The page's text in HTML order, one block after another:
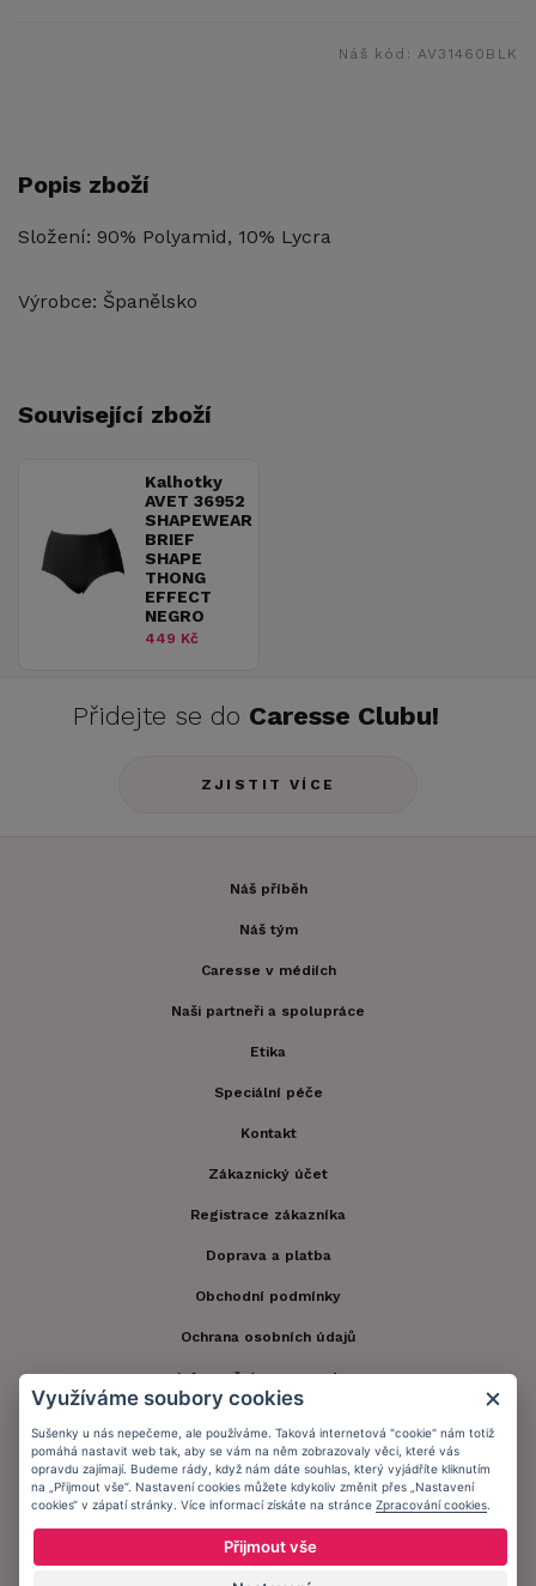
Náš kód: AV31460BLK
Popis zboží
Složení: 90% Polyamid, 10% Lycra
Výrobce: Španělsko
Související zboží
Kalhotky
AVET 36952
SHAPEWEAR
BRIEF
SHAPE
THONG
EFFECT
NEGRO
449 Kč
Přidejte se do Caresse Clubu!
ZJISTIT VÍCE
Náš příběh
Náš tým
Caresse v médiích
Naši partneři a spolupráce
Etika
Speciální péče
Kontakt
Zákaznický účet
Registrace zákazníka
Doprava a platba
Obchodní podmínky
Ochrana osobních údajů
Informační memorandum
Zůstaňte s námi v kontaktu.
Přijímáme platby:
Využíváme soubory cookies
Sušenky u nás nepečeme, ale používáme. Taková internetová "cookie" nám totiž
pomáhá nastavit web tak, aby se vám na něm zobrazovaly věci, které vás
opravdu zajímají. Budeme rády, když nám dáte souhlas, který vyjádříte kliknutím
na „Přijmout vše“. Nastavení cookies můžete kdykoliv změnit přes „Nastavení
cookies“ v zápatí stránky. Více informací získáte na stránce Zpracování cookies
Přijmout vše